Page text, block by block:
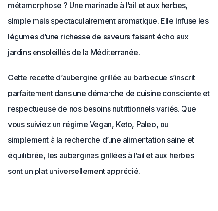
métamorphose ? Une marinade à l’ail et aux herbes,
simple mais spectaculairement aromatique. Elle infuse les
légumes d’une richesse de saveurs faisant écho aux
jardins ensoleillés de la Méditerranée.
Cette recette d’aubergine grillée au barbecue s’inscrit
parfaitement dans une démarche de cuisine consciente et
respectueuse de nos besoins nutritionnels variés. Que
vous suiviez un régime Vegan, Keto, Paleo, ou
simplement à la recherche d’une alimentation saine et
équilibrée, les aubergines grillées à l’ail et aux herbes
sont un plat universellement apprécié.